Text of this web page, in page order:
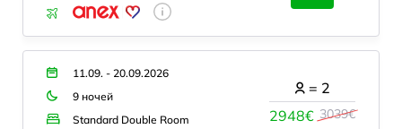
11.09. - 20.09.2026
9 ночей
Standard Double Room
2948€ 3039€
= 2